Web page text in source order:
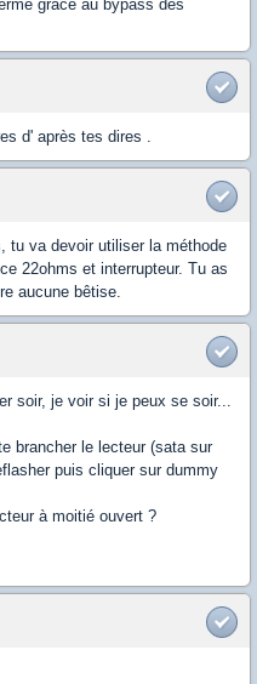
grâce au bypass des
d' après tes dires .
tu va devoir utiliser la méthode
22ohms et interrupteur. Tu as
aucune bêtise.
soir, je voir si je peux se soir...
brancher le lecteur (sata sur
puis cliquer sur dummy
à moitié ouvert ?